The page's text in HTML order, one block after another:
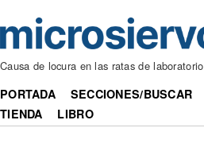
Causa de locura en las ratas de laboratorio
PORTADA SECCIONES/BUSCAR
TIENDA
LIBRO